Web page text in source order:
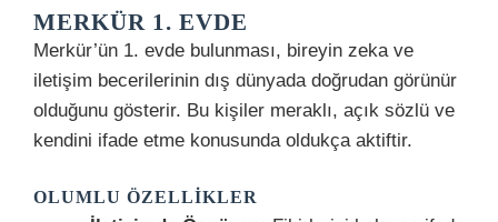
MERKÜR 1. EVDE
Merkür’ün 1. evde bulunması, bireyin zeka ve
iletişim becerilerinin dış dünyada doğrudan görünür
olduğunu gösterir. Bu kişiler meraklı, açık sözlü ve
kendini ifade etme konusunda oldukça aktiftir.
OLUMLU ÖZELLIKLER